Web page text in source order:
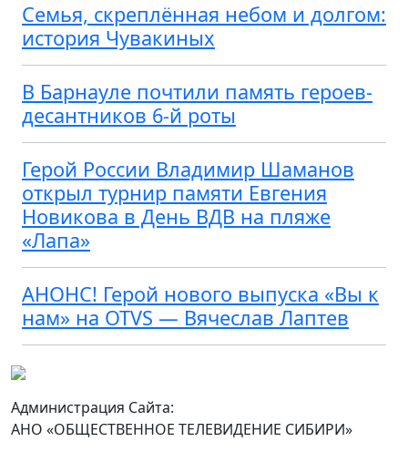
Семья, скреплённая небом и долгом:
история Чувакиных
В Барнауле почтили память героев-
десантников 6-й роты
Герой России Владимир Шаманов
открыл турнир памяти Евгения
Новикова в День ВДВ на пляже
«Лапа»
АНОНС! Герой нового выпуска «Вы к
нам» на OTVS — Вячеслав Лаптев
Администрация Сайта:
АНО «ОБЩЕСТВЕННОЕ ТЕЛЕВИДЕНИЕ СИБИРИ»